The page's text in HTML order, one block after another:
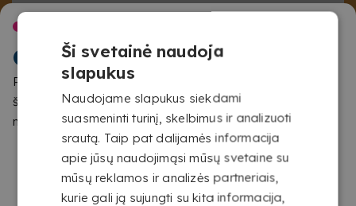
COPYKREA
Pastebėjome, kad naršote iš vietos, kuri nesutampa su
šios svetainės skirta vieta. Patvirtinkite, kurią svetainę
norite aplankyti
spalvų spiralių, viršelių ir užpakalinių viršelių.
KOKIAME FORMATE TURIU ĮKELTI
SAVO DOKUMENTUS?
Įkelkite savo failus tokiu formatu, kokiu juos turite.
Mūsų konfigūratorius automatiškai konvertuos juos į
PDF spausdinimui.
Ši svetainė naudoja
slapukus
Naudojame slapukus siekdami
suasmeninti turinį, skelbimus ir analizuoti
srautą. Taip pat dalijamės informacija
apie jūsų naudojimąsi mūsų svetaine su
mūsų reklamos ir analizės partneriais,
kurie gali ją sujungti su kita informacija,